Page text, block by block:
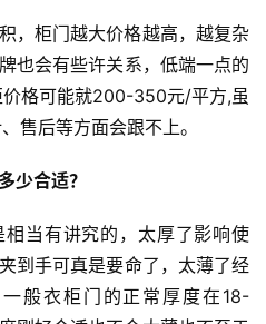
柜门越大价格越高，越复杂
也会有些许关系，低端一点的
格可能就200-350元/平方,虽
售后等方面会跟不上。
少合适？
当有讲究的，太厚了影响使
到手可真是要命了，太薄了经
般衣柜门的正常厚度在18-